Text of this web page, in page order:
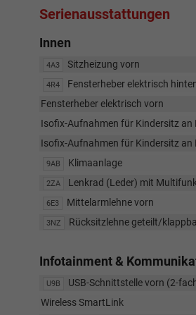
Serienausstattungen
Innen
4A3 Sitzheizung vorn
4R4 Fensterheber elektrisch
Fensterheber elektrisch vorn
Isofix-Aufnahmen für Kindersitz an
Isofix-Aufnahmen für Kindersitz an
9AB Klimaanlage
2ZA Lenkrad (Leder) mit
6E3 Mittelarmlehne vorn
3NZ Rücksitzlehne geteilt/
Infotainment &
U9B USB-Schnittstelle vorn (2-
Wireless SmartLink